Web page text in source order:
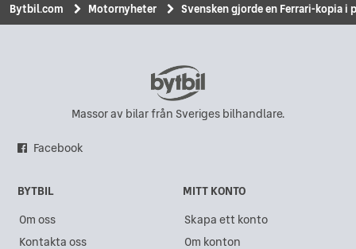
Bytbil.com Motornyheter Svensken gjorde en Ferrari-kopia i
Massor av bilar från Sveriges bilhandlare.
Facebook
BYTBIL
Om oss
Kontakta oss
MITT KONTO
Skapa ett konto
Om konton